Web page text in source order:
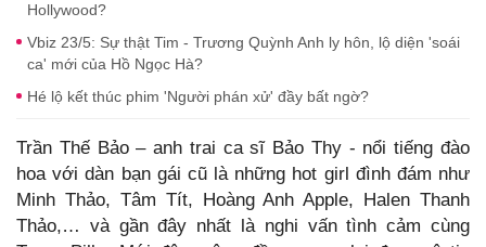
Hollywood?
Vbiz 23/5: Sự thật Tim - Trương Quỳnh Anh ly hôn, lộ diện 'soái
ca' mới của Hồ Ngọc Hà?
Hé lộ kết thúc phim 'Người phán xử' đầy bất ngờ?
Trần Thế Bảo – anh trai ca sĩ Bảo Thy - nổi tiếng đào
hoa với dàn bạn gái cũ là những hot girl đình đám như
Minh Thảo, Tâm Tít, Hoàng Anh Apple, Halen Thanh
Thảo,… và gần đây nhất là nghi vấn tình cảm cùng